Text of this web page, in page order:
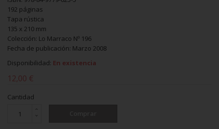
192 páginas
Tapa rústica
135 x 210 mm
Colección: Lo Marraco Nº 196
Fecha de publicación: Marzo 2008
Disponibilidad: En existencia
12,00 €
Cantidad